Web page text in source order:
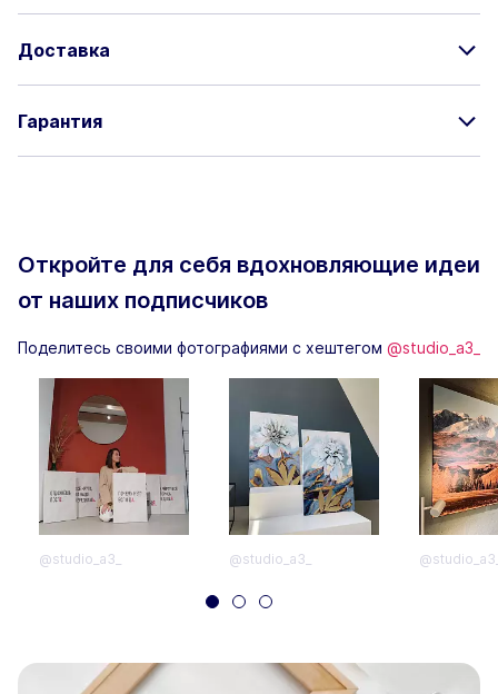
Доставка
Гарантия
Откройте для себя вдохновляющие идеи
от наших подписчиков
Поделитесь своими фотографиями с хештегом @studio_a3_
@studio_a3_ @studio_a3_